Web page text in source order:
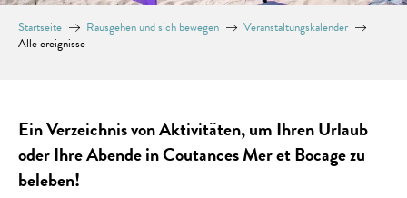
Startseite Rausgehen und sich bewegen
Veranstaltungskalender
Alle ereignisse
Ein Verzeichnis von Aktivitäten, um Ihren Urlaub
oder Ihre Abende in Coutances Mer et Bocage zu
beleben!